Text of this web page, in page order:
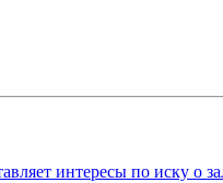
интересы по иску о